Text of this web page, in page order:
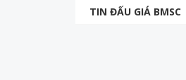
TIN ĐẤU GIÁ BMSC